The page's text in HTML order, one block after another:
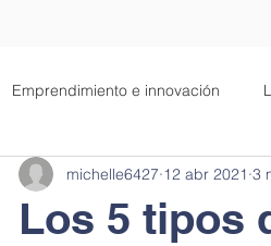
Emprendimiento e innovación
familiares Educación
Los 5 tipos
michelle6427 12 abr 2021 3